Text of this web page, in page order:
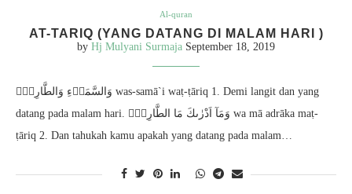
Al-quran
AT-TARIQ (YANG DATANG DI MALAM HARI )
by Hj Mulyani Surmaja September 18, 2019
وَالسَّمَاۤءِ وَالطَّارِقِۙ was-samā`i waṭ-ṭāriq 1. Demi langit dan yang
datang pada malam hari. وَمَآ اَدْرٰىكَ مَا الطَّارِقُۙ wa mā adrāka maṭ-
ṭāriq 2. Dan tahukah kamu apakah yang datang pada malam…